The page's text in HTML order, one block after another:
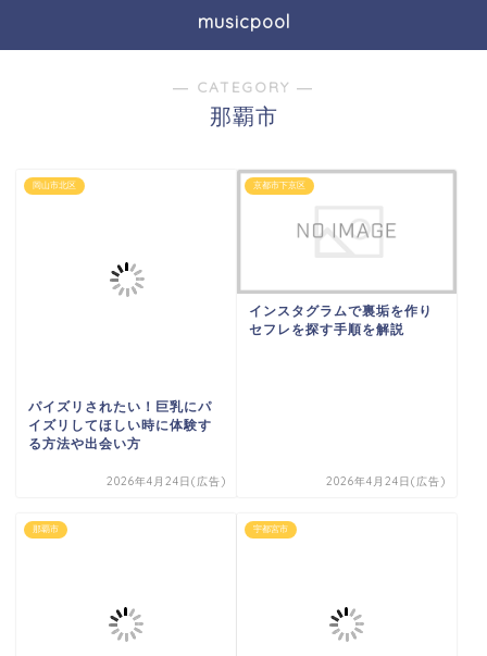
musicpool
― CATEGORY ―
那覇市
岡山市北区
パイズリされたい！巨乳にパ
イズリしてほしい時に体験す
る方法や出会い方
2026年4月24日(広告)
京都市下京区
インスタグラムで裏垢を作り
セフレを探す手順を解説
2026年4月24日(広告)
那覇市 宇都宮市